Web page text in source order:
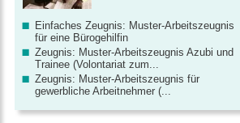
Einfaches Zeugnis: Muster-Arbeitszeugnis
für eine Bürogehilfin
Zeugnis: Muster-Arbeitszeugnis Azubi und
Trainee (Volontariat zum...
Zeugnis: Muster-Arbeitszeugnis für
gewerbliche Arbeitnehmer (...